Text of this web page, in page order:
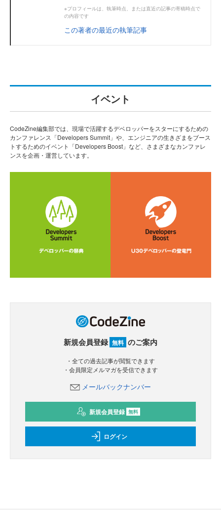
※プロフィールは、執筆時点、または直近の記事の寄稿時点で
の内容です
この著者の最近の執筆記事
イベント
CodeZine編集部では、現場で活躍するデベロッパーをスターにするための
カンファレンス「Developers Summit」や、エンジニアの生きざまをブース
トするためのイベント「Developers Boost」など、さまざまなカンファレ
ンスを企画・運営しています。
新規会員登録 無料 のご案内
・全ての過去記事が閲覧できます
・会員限定メルマガを受信できます
メールバックナンバー
新規会員登録 無料
ログイン